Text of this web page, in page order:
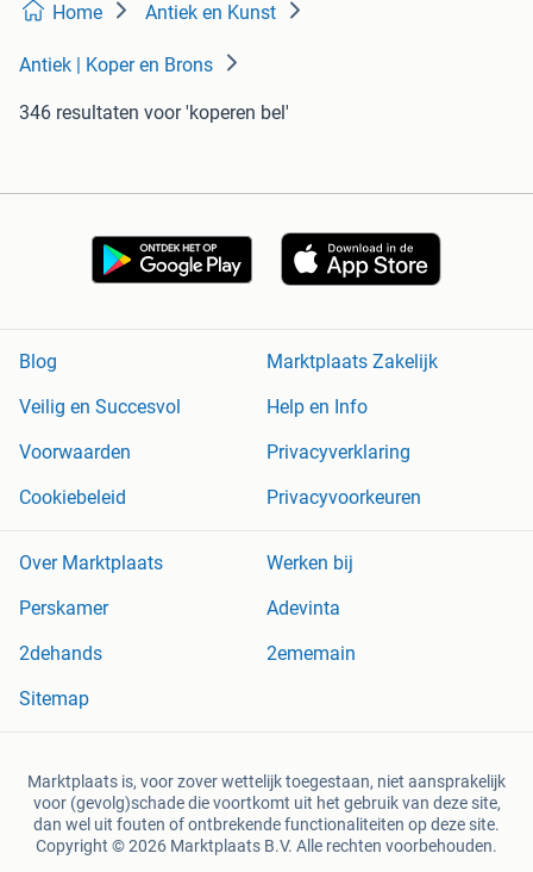
Home Antiek en Kunst
Antiek | Koper en Brons
346 resultaten voor 'koperen bel'
Blog
Marktplaats Zakelijk
Veilig en Succesvol
Help en Info
Voorwaarden
Privacyverklaring
Cookiebeleid
Privacyvoorkeuren
Over Marktplaats
Werken bij
Perskamer
Adevinta
2dehands
2ememain
Sitemap
Marktplaats is, voor zover wettelijk toegestaan, niet aansprakelijk
voor (gevolg)schade die voortkomt uit het gebruik van deze site,
dan wel uit fouten of ontbrekende functionaliteiten op deze site.
Copyright © 2026 Marktplaats B.V. Alle rechten voorbehouden.